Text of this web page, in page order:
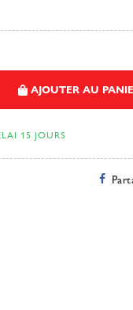
AJOUTER AU
15 JOURS